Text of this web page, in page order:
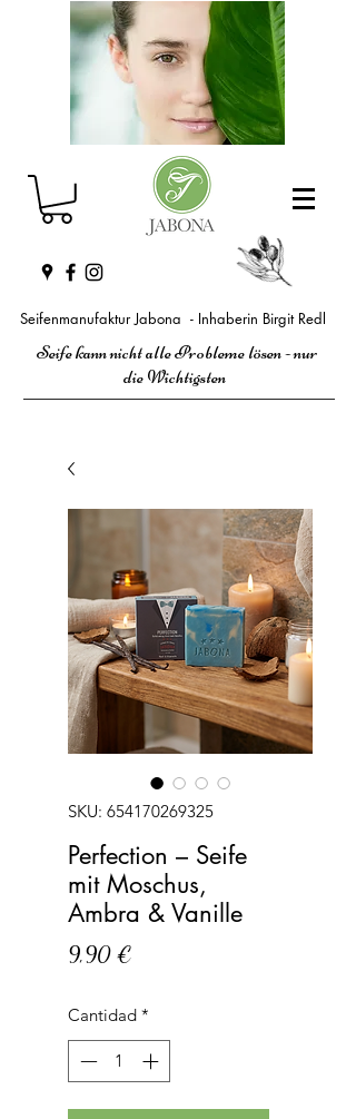
Seifenmanufaktur Jabona - Inhaberin Birgit Redl
Seife kann nicht alle Probleme lösen - nur
die Wichtigsten
SKU: 654170269325
Perfection – Seife
mit Moschus,
Ambra & Vanille
9,90 €
Cantidad *